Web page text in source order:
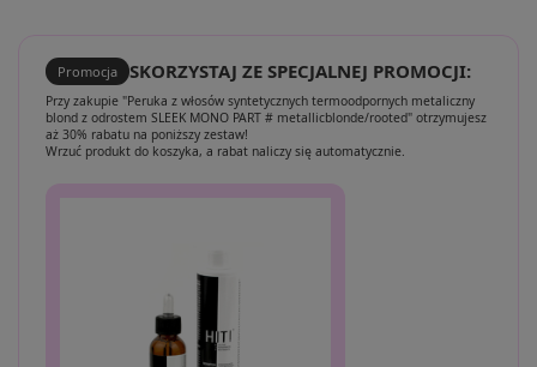
Promocja SKORZYSTAJ ZE SPECJALNEJ PROMOCJI:
Przy zakupie "Peruka z włosów syntetycznych termoodpornych metaliczny
blond z odrostem SLEEK MONO PART # metallicblonde/rooted" otrzymujesz
aż 30% rabatu na poniższy zestaw!
Wrzuć produkt do koszyka, a rabat naliczy się automatycznie.